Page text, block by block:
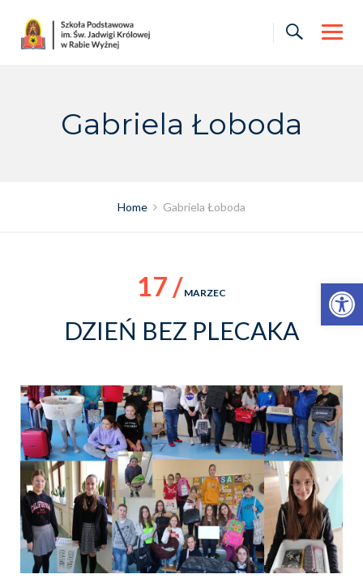
Otwórz pasek narzędzi
content
Gabriela Łoboda
Home Gabriela Łoboda
17 / MARZEC
DZIEŃ BEZ PLECAKA